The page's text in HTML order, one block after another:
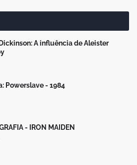
A influência de Aleister
Powerslave - 1984
- IRON MAIDEN